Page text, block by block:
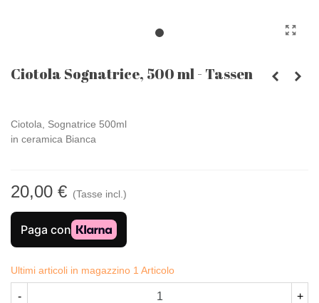
Ciotola Sognatrice, 500 ml - Tassen
Ciotola, Sognatrice 500ml
in ceramica Bianca
20,00 € (Tasse incl.)
Ultimi articoli in magazzino 1 Articolo
- +